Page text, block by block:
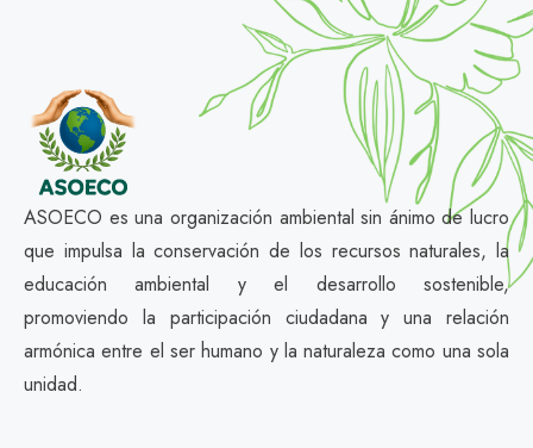
ASOECO es una organización ambiental sin ánimo de lucro
que impulsa la conservación de los recursos naturales, la
educación ambiental y el desarrollo sostenible,
promoviendo la participación ciudadana y una relación
armónica entre el ser humano y la naturaleza como una sola
unidad.